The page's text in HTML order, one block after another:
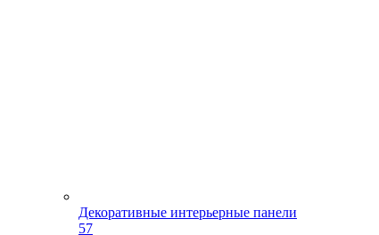
Декоративные интерьерные панели
57